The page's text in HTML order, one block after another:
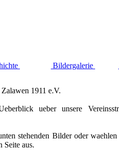
Bildergalerie
1911 e.V.
ueber unsere
stehenden Bilder oder waehlen
Seite aus.